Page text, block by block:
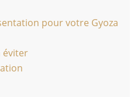
pour votre Gyoza
éviter